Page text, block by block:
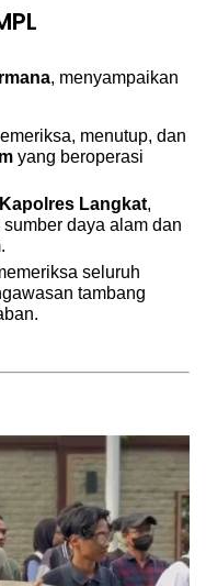
, menyampaikan
menutup, dan
yang beroperasi
Kapolres Langkat,
daya alam dan
seluruh
tambang